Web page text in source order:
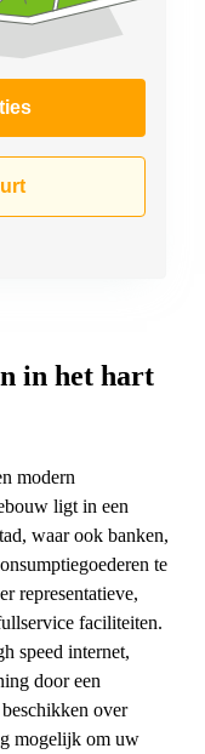
in het hart
modern
ligt in een
waar ook banken,
te
representatieve,
faciliteiten.
speed internet,
door een
over
mogelijk om uw